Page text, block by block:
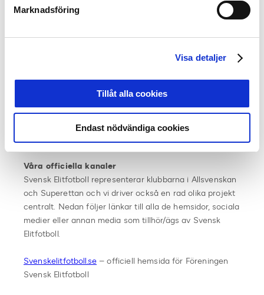
Marknadsföring
Visa detaljer
Tillåt alla cookies
Endast nödvändiga cookies
2015 utgått. Därmed var det sista numret som gavs ut,
det som kom 2014 i samband med Allsvenskans 90-års
Store och Google Play.
Är du intresserad av tidigare utgåvor, kontakta
Våra officiella kanaler
Svensk Elitfotboll representerar klubbarna i Allsvenskan
och Superettan och vi driver också en rad olika projekt
centralt. Nedan följer länkar till alla de hemsidor, sociala
medier eller annan media som tillhör/ägs av Svensk
Elitfotboll.
Svenskelitfotboll.se – officiell hemsida för Föreningen
Svensk Elitfotboll